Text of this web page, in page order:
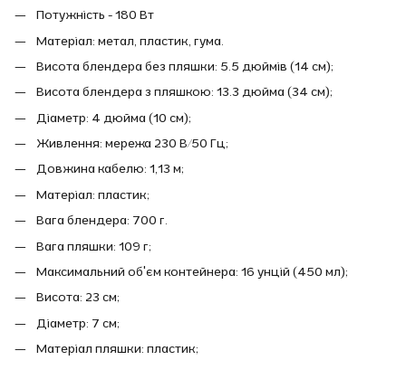
Потужність - 180 Вт
Матеріал: метал, пластик, гума.
Висота блендера без пляшки: 5.5 дюймів (14 см);
Висота блендера з пляшкою: 13.3 дюйма (34 см);
Діаметр: 4 дюйма (10 см);
Живлення: мережа 230 В/50 Гц;
Довжина кабелю: 1,13 м;
Матеріал: пластик;
Вага блендера: 700 г.
Вага пляшки: 109 г;
Максимальний об'єм контейнера: 16 унцій (450 мл);
Висота: 23 см;
Діаметр: 7 см;
Матеріал пляшки: пластик;